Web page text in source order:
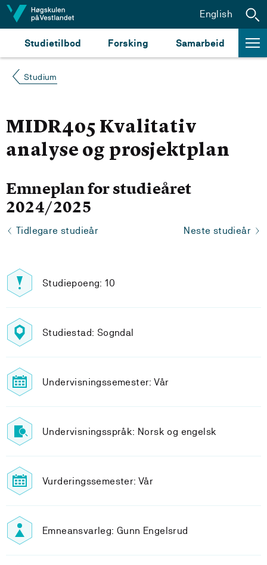
Hopp til innhald
Studietilbod Forsking Samarbeid
English
Studium
MIDR405 Kvalitativ
analyse og prosjektplan
Emneplan for studieåret
2024/2025
Tidlegare studieår Neste studieår
Studiepoeng: 10
Studiestad: Sogndal
Undervisningssemester: Vår
Undervisningsspråk: Norsk og engelsk
Vurderingssemester: Vår
Emneansvarleg: Gunn Engelsrud